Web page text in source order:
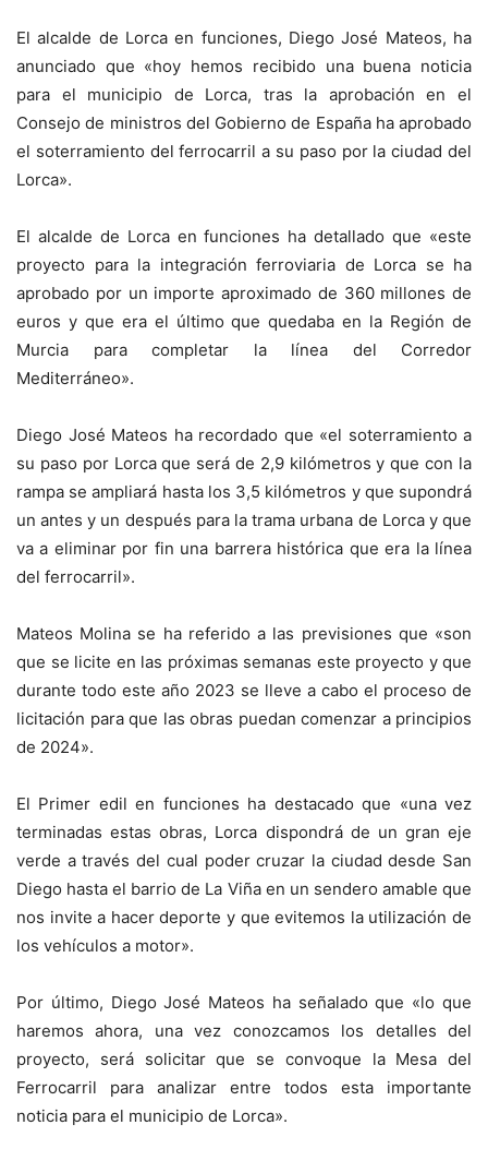
El alcalde de Lorca en funciones, Diego José Mateos, ha
anunciado que «hoy hemos recibido una buena noticia
para el municipio de Lorca, tras la aprobación en el
Consejo de ministros del Gobierno de España ha aprobado
el soterramiento del ferrocarril a su paso por la ciudad del
Lorca».
El alcalde de Lorca en funciones ha detallado que «este
proyecto para la integración ferroviaria de Lorca se ha
aprobado por un importe aproximado de 360 millones de
euros y que era el último que quedaba en la Región de
Murcia para completar la línea del Corredor
Mediterráneo».
Diego José Mateos ha recordado que «el soterramiento a
su paso por Lorca que será de 2,9 kilómetros y que con la
rampa se ampliará hasta los 3,5 kilómetros y que supondrá
un antes y un después para la trama urbana de Lorca y que
va a eliminar por fin una barrera histórica que era la línea
del ferrocarril».
Mateos Molina se ha referido a las previsiones que «son
que se licite en las próximas semanas este proyecto y que
durante todo este año 2023 se lleve a cabo el proceso de
licitación para que las obras puedan comenzar a principios
de 2024».
El Primer edil en funciones ha destacado que «una vez
terminadas estas obras, Lorca dispondrá de un gran eje
verde a través del cual poder cruzar la ciudad desde San
Diego hasta el barrio de La Viña en un sendero amable que
nos invite a hacer deporte y que evitemos la utilización de
los vehículos a motor».
Por último, Diego José Mateos ha señalado que «lo que
haremos ahora, una vez conozcamos los detalles del
proyecto, será solicitar que se convoque la Mesa del
Ferrocarril para analizar entre todos esta importante
noticia para el municipio de Lorca».